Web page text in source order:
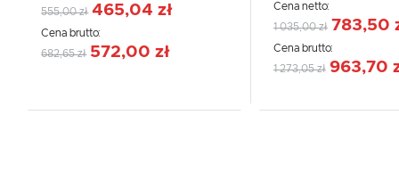
555,00 zł 465,04 zł
Cena brutto:
682,65 zł 572,00 zł
Cena netto:
1 035,00 zł 783,50
Cena brutto:
1 273,05 zł 963,70